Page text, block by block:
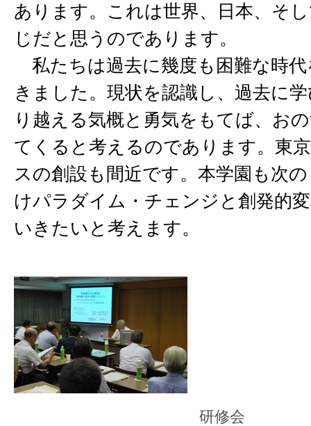
あります。これは世界、日本、そ
じだと思うのであります。
私たちは過去に幾度も困難な時
きました。現状を認識し、過去に
り越える気概と勇気をもてば、お
てくると考えるのであります。東
スの創設も間近です。本学園も次
けパラダイム・チェンジと創発的
いきたいと考えます。
研修会